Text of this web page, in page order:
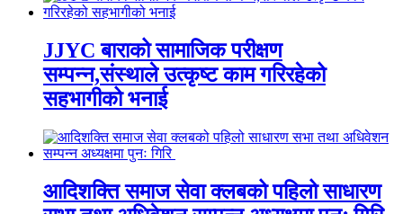
JJYC बाराको सामाजिक परीक्षण
सम्पन्न,संस्थाले उत्कृष्ट काम गरिरहेको
सहभागीको भनाई
आदिशक्ति समाज सेवा क्लबको पहिलो साधारण